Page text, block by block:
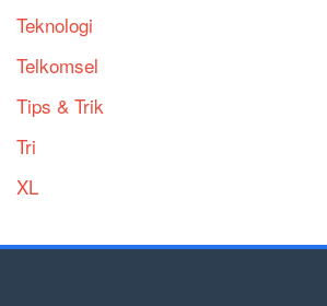
Teknologi
Telkomsel
Tips & Trik
Tri
XL